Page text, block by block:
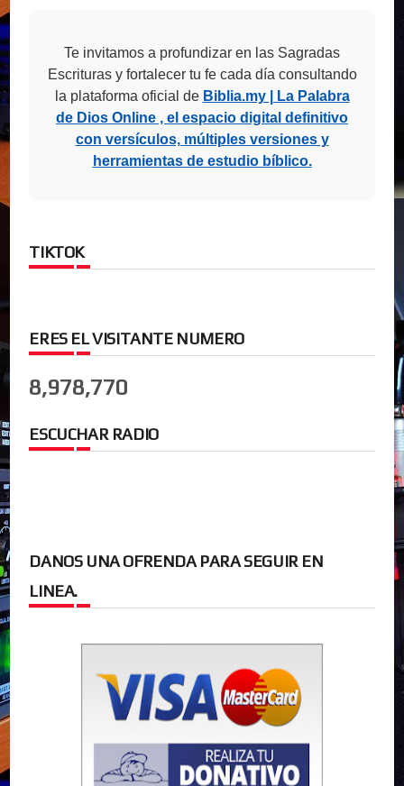
Te invitamos a profundizar en las Sagradas
Escrituras y fortalecer tu fe cada día consultando
la plataforma oficial de Biblia.my | La Palabra
de Dios Online , el espacio digital definitivo
con versículos, múltiples versiones y
herramientas de estudio bíblico.
TIKTOK
ERES EL VISITANTE NUMERO
8,978,770
ESCUCHAR RADIO
DANOS UNA OFRENDA PARA SEGUIR EN
LINEA.